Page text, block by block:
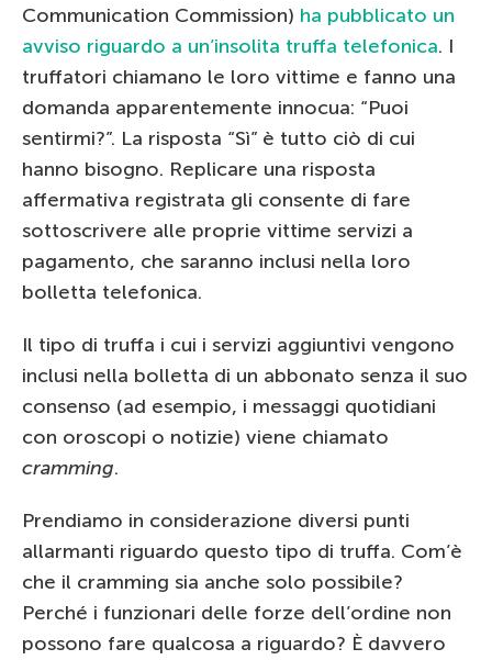
Communication Commission) ha pubblicato un
avviso riguardo a un’insolita truffa telefonica. I
truffatori chiamano le loro vittime e fanno una
domanda apparentemente innocua: “Puoi
sentirmi?”. La risposta “Sì” è tutto ciò di cui
hanno bisogno. Replicare una risposta
affermativa registrata gli consente di fare
sottoscrivere alle proprie vittime servizi a
pagamento, che saranno inclusi nella loro
bolletta telefonica.
Il tipo di truffa i cui i servizi aggiuntivi vengono
inclusi nella bolletta di un abbonato senza il suo
consenso (ad esempio, i messaggi quotidiani
con oroscopi o notizie) viene chiamato
cramming.
Prendiamo in considerazione diversi punti
allarmanti riguardo questo tipo di truffa. Com’è
che il cramming sia anche solo possibile?
Perché i funzionari delle forze dell’ordine non
possono fare qualcosa a riguardo? È davvero